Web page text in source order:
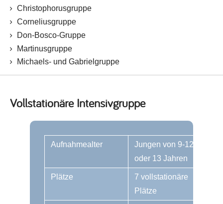
Christophorusgruppe
Corneliusgruppe
Don-Bosco-Gruppe
Martinusgruppe
Michaels- und Gabrielgruppe
Vollstationäre Intensivgruppe
Aufnahmealter
Jungen von 9-12
oder 13 Jahren
Plätze
7 vollstationäre
Plätze